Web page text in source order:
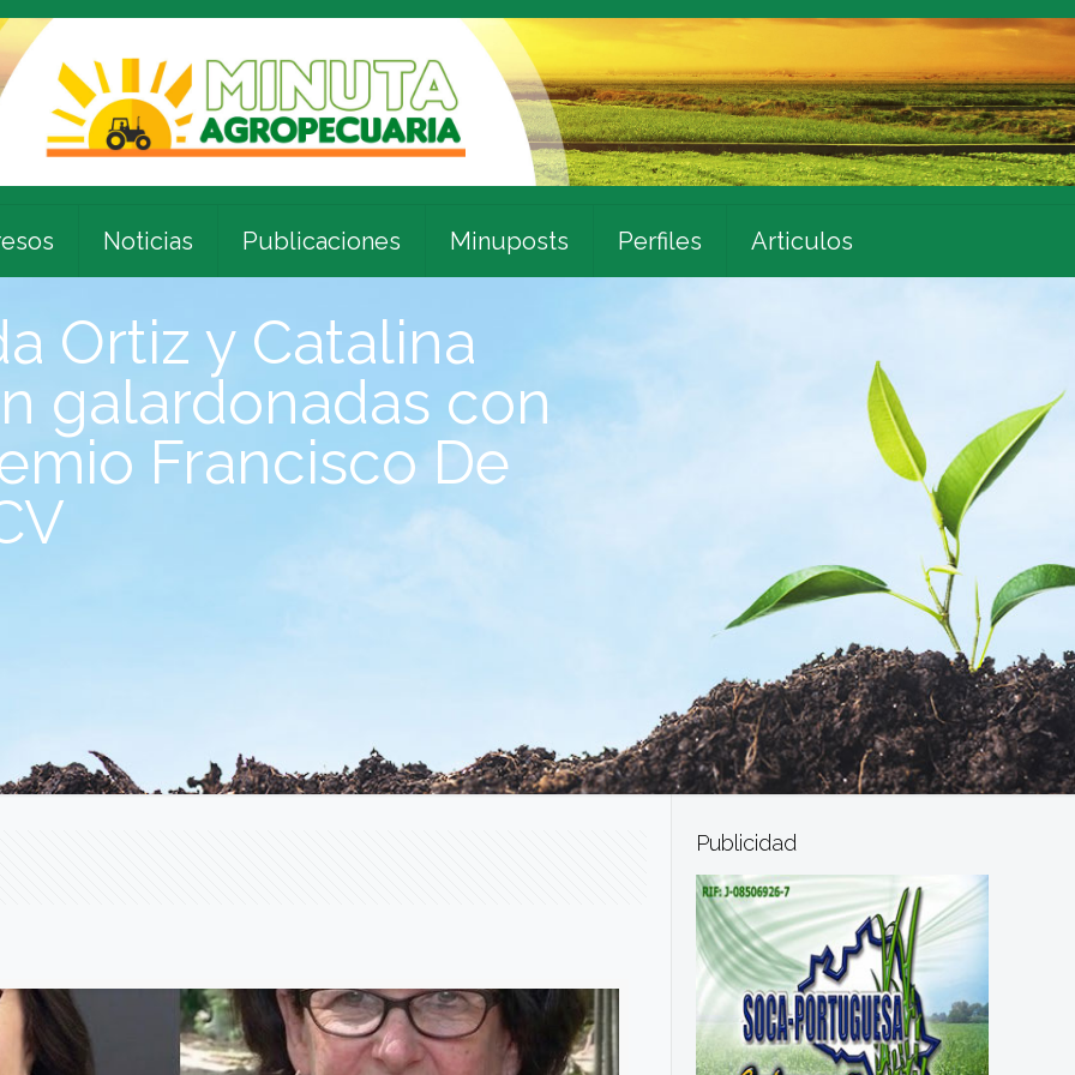
Noticias Publicaciones Minuposts Perfiles Articulos
Ortiz y Catalina
galardonadas con
Francisco De
Publicidad